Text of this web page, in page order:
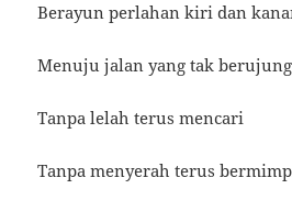
Berayun perlahan kiri dan
Menuju jalan yang tak berujung
Tanpa lelah terus mencari
Tanpa menyerah terus